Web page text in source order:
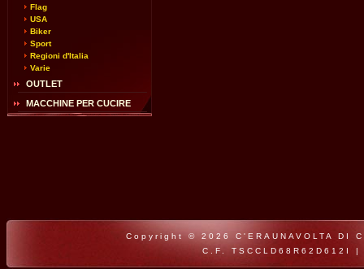
Flag
USA
Biker
Sport
Regioni d'Italia
Varie
OUTLET
MACCHINE PER CUCIRE
Copyright © 2026 C'ERAUNAVOLTA
C.F. TSCCLD68R62D612I